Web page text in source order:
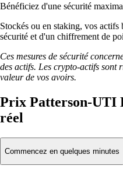
Bénéficiez d'une sécurité
Stockés ou en staking, vos
sécurité et d'un chiffrement de
Ces mesures de sécurité
des actifs. Les crypto-actifs sont
valeur de vos avoirs.
Prix Patterson-UTI
réel
Commencez en quelques minutes